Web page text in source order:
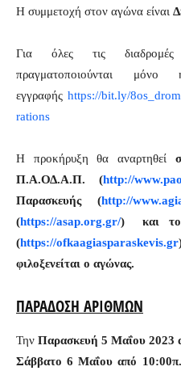
Η συμμετοχή στον αγώνα είναι
Για όλες τις
πραγματοποιούνται
εγγραφής https://bit.ly/
rations
Η προκήρυξη θα αναρτηθεί
Π.Α.ΟΔ.Α.Π. (http://www.
Παρασκευής (http://
(https://asap.org.gr/) και
(https://ofkaagiasparaskevis.gr
φιλοξενείται ο αγώνας.
ΠΑΡΑΔΟΣΗ ΑΡΙΘΜΩΝ
Την Παρασκευή 5 Μαΐου 2023
Σάββατο 6 Μαΐου από